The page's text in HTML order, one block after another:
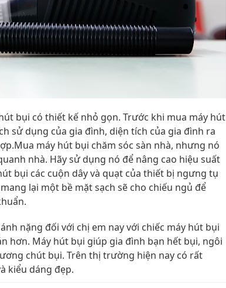
bụi có thiết kế nhỏ gọn. Trước khi mua máy hút
sử dụng của gia đình, diện tích của gia đình ra
máy hút bụi chăm sóc sàn nhà, nhưng nó
nhà. Hãy sử dụng nó để nâng cao hiệu suất
bụi các cuộn dây và quạt của thiết bị ngưng tụ
lại một bề mặt sạch sẽ cho chiếu ngủ để
nặng đối với chị em nay với chiếc máy hút bụi
hơn. Máy hút bụi giúp gia đình bạn hết bụi, ngôi
chút bụi. Trên thị trường hiện nay có rất
kiểu dáng đẹp.